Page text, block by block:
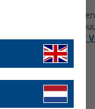
caravans en
Koop uw
Lees meer over